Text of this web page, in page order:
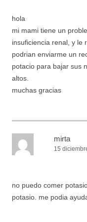
hola
mi mami tiene un
insuficiencia renal, y le
podrian enviarme un
potacio para bajar sus
altos.
muchas gracias
mirta
15
no puedo comer
potasio. me podia